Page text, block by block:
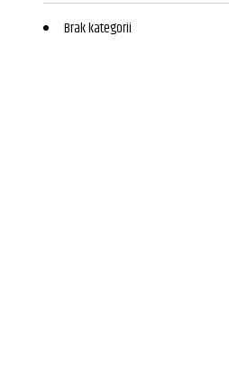
Brak kategorii